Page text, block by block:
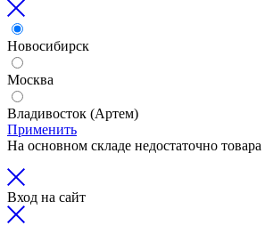
Новосибирск
Москва
Владивосток (Артем)
Применить
На основном складе недостаточно товара
Вход на сайт